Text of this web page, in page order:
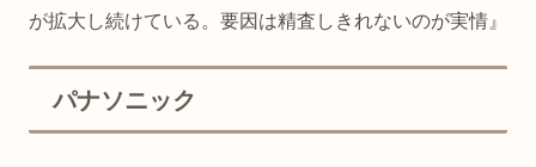
が拡大し続けている。要因は精査しきれないのが実情』
パナソニック